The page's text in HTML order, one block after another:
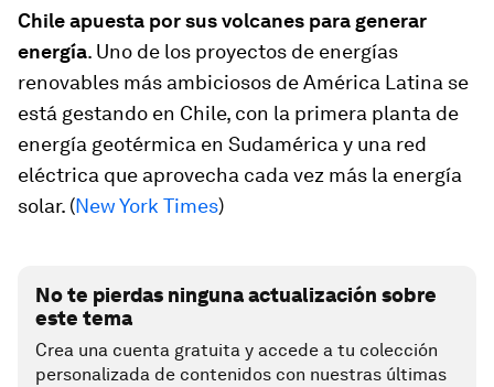
Chile apuesta por sus volcanes para generar
energía. Uno de los proyectos de energías
renovables más ambiciosos de América Latina se
está gestando en Chile, con la primera planta de
energía geotérmica en Sudamérica y una red
eléctrica que aprovecha cada vez más la energía
solar. (New York Times)
No te pierdas ninguna actualización sobre
este tema
Crea una cuenta gratuita y accede a tu colección
personalizada de contenidos con nuestras últimas